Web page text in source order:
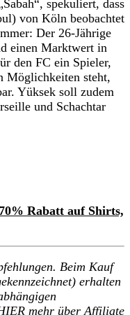
spekuliert, dass
von Köln beobachtet
Der 26-Jährige
einen Marktwert in
den FC ein Spieler,
Möglichkeiten steht,
Yüksek soll zudem
und Schachtar
Rabatt auf Shirts,
Beim Kauf
erhalten
mehr über Affiliate